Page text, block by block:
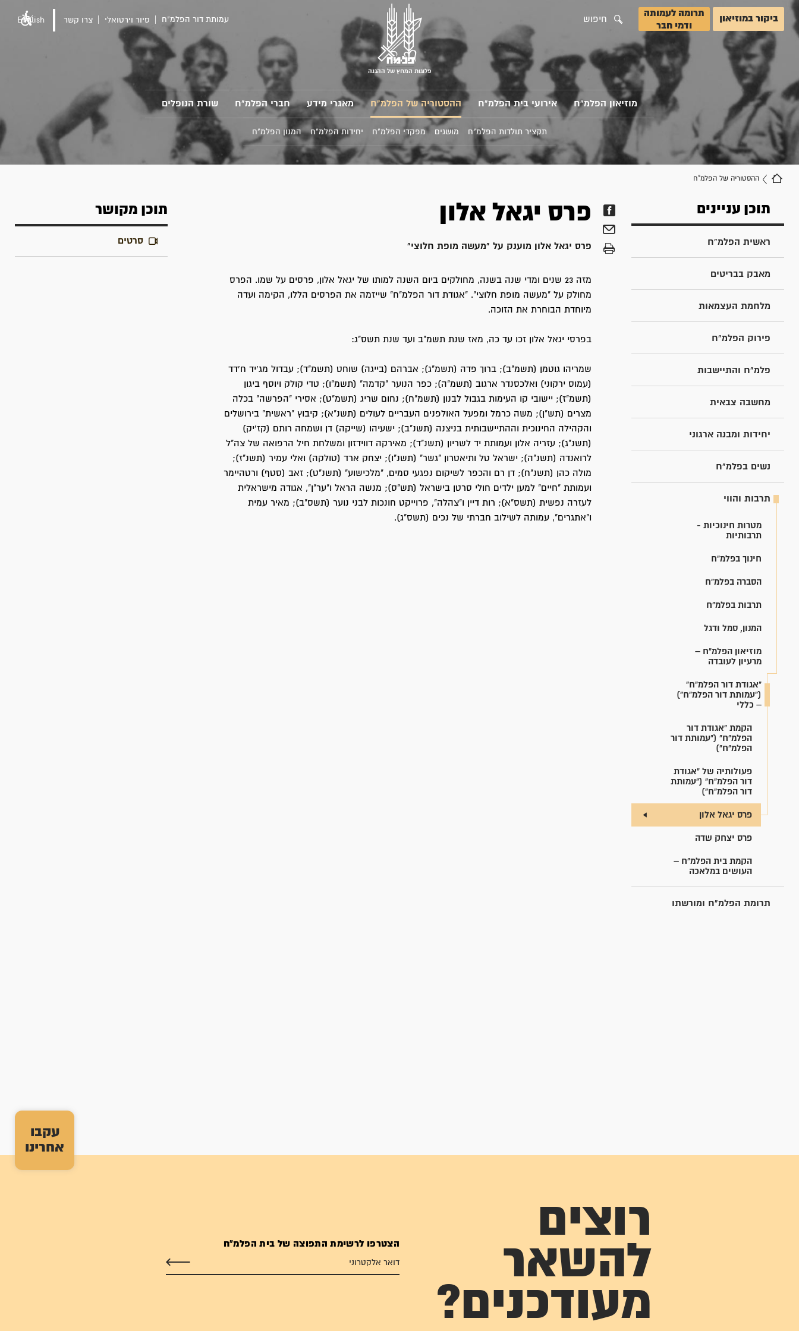
עקבו
אחרינו
ביקור במוזיאון
תרומה לעמותה
ודמי חבר
חיפוש
פלוגות המחץ של ההגנה
עמותת דור הפלמ"ח סיור וירטואלי צרו קשר English
מוזיאון הפלמ"ח אירועי בית הפלמ"ח ההסטוריה של הפלמ"ח מאגרי מידע חברי הפלמ"ח שורת הנופלים
תקציר תולדות הפלמ"ח מושגים מפקדי הפלמ"ח יחידות הפלמ"ח המנון הפלמ"ח
ההסטוריה של הפלמ"ח
תוכן עניינים
ראשית הפלמ"ח
מאבק בבריטים
מלחמת העצמאות
פירוק הפלמ"ח
פלמ"ח והתיישבות
מחשבה צבאית
יחידות ומבנה ארגוני
נשים בפלמ"ח
תרבות והווי
מטרות חינוכיות -
תרבותיות
חינוך בפלמ"ח
הסברה בפלמ"ח
תרבות בפלמ"ח
המנון, סמל ודגל
מוזיאון הפלמ"ח –
מרעיון לעובדה
"אגודת דור הפלמ"ח"
("עמותת דור הפלמ"ח")
– כללי
הקמת "אגודת דור
הפלמ"ח" ("עמותת דור
הפלמ"ח")
פעולותיה של "אגודת
דור הפלמ"ח" ("עמותת
דור הפלמ"ח")
פרס יגאל אלון
פרס יצחק שדה
הקמת בית הפלמ"ח –
העושים במלאכה
תרומת הפלמ"ח ומורשתו
פרס יגאל אלון
פרס יגאל אלון מוענק על "מעשה מופת חלוצי"
מזה 23 שנים ומדי שנה בשנה, מחולקים ביום השנה למותו של יגאל אלון, פרסים על שמו. הפרס
מחולק על "מעשה מופת חלוצי". "אגודת דור הפלמ"ח" שייזמה את הפרסים הללו, הקימה ועדה
מיוחדת הבוחרת את הזוכה.
בפרסי יגאל אלון זכו עד כה, מאז שנת תשמ"ב ועד שנת תשס"ג:
שמריהו גוטמן (תשמ"ב); ברוך פדה (תשמ"ג); אברהם (בייגה) שוחט (תשמ"ד); עבדול מג'יד ח'דד
(עמוס ירקוני) ואלכסנדר ארגוב (תשמ"ה); כפר הנוער "קדמה" (תשמ"ו); טדי קולק ויוסף ביגון
(תשמ"ז); יישובי קו העימות בגבול לבנון (תשמ"ח); נחום שריג (תשמ"ט); אסירי "הפרשה" בכלה
מצרים (תש"ן); משה כרמל ומפעל האולפנים העבריים לעולים (תשנ"א); קיבוץ "ראשית" בירושלים
והקהילה החינוכית וההתיישבותית בניצנה (תשנ"ב); ישעיהו (שייקה) דן ושמחה רותם (קז'יק)
(תשנ"ג); עזריה אלון ועמותת יד לשריון (תשנ"ד); מאירקה דווידזון ומשלחת חיל הרפואה של צה"ל
לרואנדה (תשנ"ה); ישראל טל ותיאטרון "גשר" (תשנ"ו); יצחק ארד (טולקה) ואלי עמיר (תשנ"ז);
מולה כהן (תשנ"ח); דן רם והכפר לשיקום נפגעי סמים, "מלכישוע" (תשנ"ט); זאב (סטף) ורטהיימר
ועמותת "חיים" למען ילדים חולי סרטן בישראל (תש"ס); מנשה הראל ו"ער"ן", אגודה מישראלית
לעזרה נפשית (תשס"א); רות דיין ו"צהלה", פרוייקט חונכות לבני נוער (תשס"ב); מאיר עמית
ו"אתגרים", עמותה לשילוב חברתי של נכים (תשס"ג).
תוכן מקושר
סרטים
רוצים
להשאר
מעודכנים?
הצטרפו לרשימת התפוצה של בית הפלמ"ח